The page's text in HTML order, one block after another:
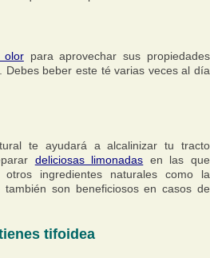
olorpara aprovechar sus propiedades
Debes beber este té varias veces al día
te ayudará a alcalinizar tu tracto
deliciosas limonadas en las que
otros ingredientes naturales como la
son beneficiosos en casos de
tifoidea